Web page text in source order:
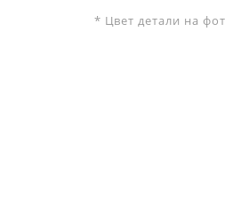
* Цвет детали на